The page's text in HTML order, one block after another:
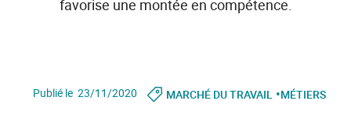
favorise une montée en compétence.
Publié le 23/11/2020 MARCHÉ DU TRAVAIL •MÉTIERS